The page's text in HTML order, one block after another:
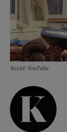
Beeld: YouTube